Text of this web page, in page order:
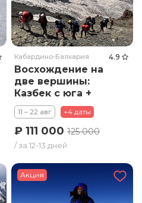
Кабардино-Балкария 4.9
Восхождение на
две вершины:
Казбек с юга +
Эльбрус. Тариф
Стандарт
11 – 22 авг +4 даты
₽ 111 000125 000
/ за 12-13 дней
Акция